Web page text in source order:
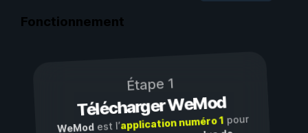
Fonctionnement
Étape 1
Télécharger WeMod
WeModest l’application numéro 1pour